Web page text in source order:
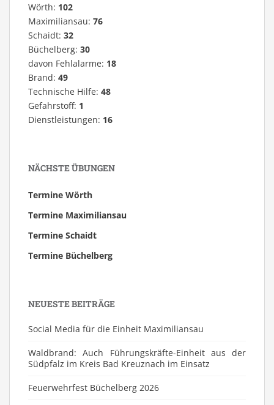
Wörth: 102
Maximiliansau: 76
Schaidt: 32
Büchelberg: 30
davon Fehlalarme: 18
Brand: 49
Technische Hilfe: 48
Gefahrstoff: 1
Dienstleistungen: 16
NÄCHSTE ÜBUNGEN
Termine Wörth
Termine Maximiliansau
Termine Schaidt
Termine Büchelberg
NEUESTE BEITRÄGE
Social Media für die Einheit Maximiliansau
Waldbrand: Auch Führungskräfte-Einheit aus der
Südpfalz im Kreis Bad Kreuznach im Einsatz
Feuerwehrfest Büchelberg 2026